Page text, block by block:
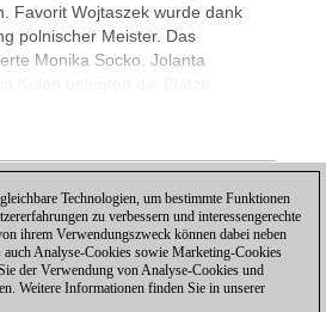
Favorit Wojtaszek wurde dank
polnischer Meister. Das
Monika Socko. Jolanta
1 2 WEITER
Technologien, um bestimmte Funktionen
zu verbessern und interessengerechte
ihrem Verwendungszweck können dabei neben
Analyse-Cookies sowie Marketing-Cookies
der Verwendung von Analyse-Cookies und
Weitere Informationen finden Sie in unserer